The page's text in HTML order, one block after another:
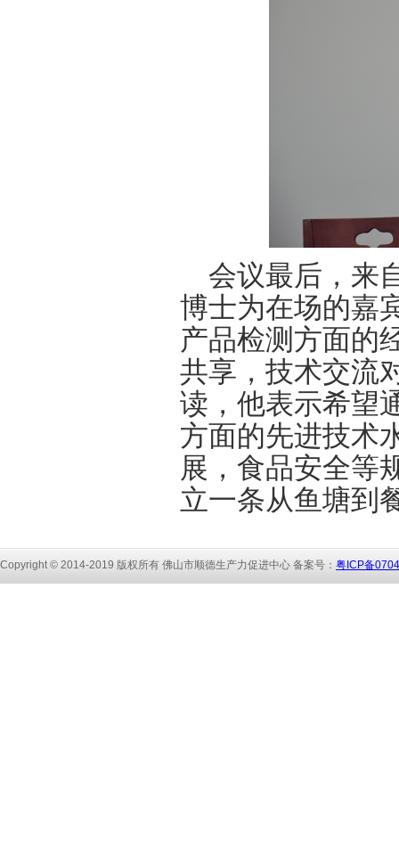
会议最后，来
博士为在场的嘉
产品检测方面的
共享，技术交流
读，他表示希望
方面的先进技术
展，食品安全等
立一条从鱼塘到
Copyright © 2014-2019 版权所有 佛山市顺德生产力促进中心 备案号： 粤ICP备